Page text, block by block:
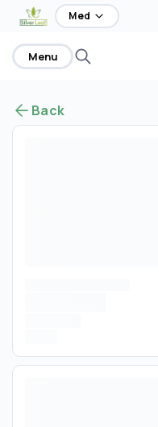
home Med
Menu
Back